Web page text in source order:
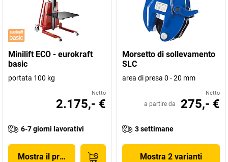
Minilift ECO - eurokraft
basic
portata 100 kg
Netto
2.175,- €
6-7 giorni lavorativi
Mostra il prodotto
Morsetto di sollevamento
SLC
area di presa 0 - 20 mm
Netto
a partire da 275,- €
3 settimane
Mostra 2 varianti